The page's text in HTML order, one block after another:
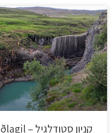
קניון סטודלגיל – Stuðlagil